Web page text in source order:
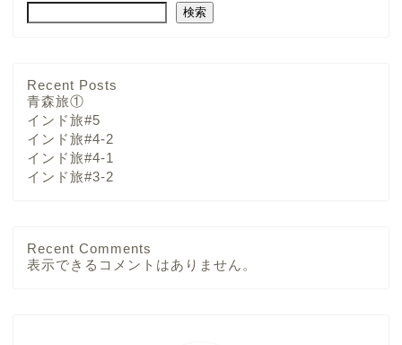
検索
Recent Posts
青森旅①
インド旅#5
インド旅#4-2
インド旅#4-1
インド旅#3-2
Recent Comments
表示できるコメントはありません。